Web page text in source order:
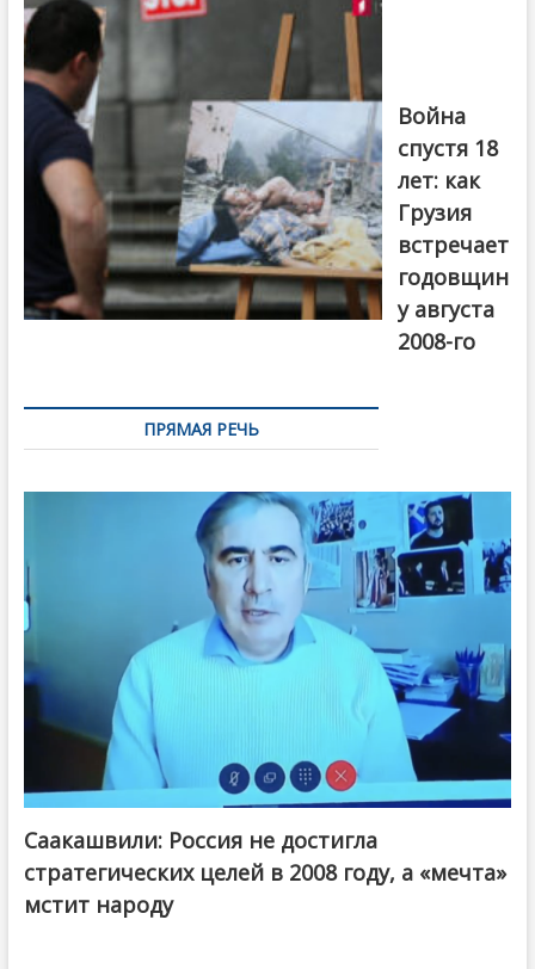
года. Фото:
Первый канал
Война
спустя 18
лет: как
Грузия
встречает
годовщин
у августа
2008-го
ПРЯМАЯ РЕЧЬ
Саакашвили: Россия не достигла
стратегических целей в 2008 году, а «мечта»
мстит народу